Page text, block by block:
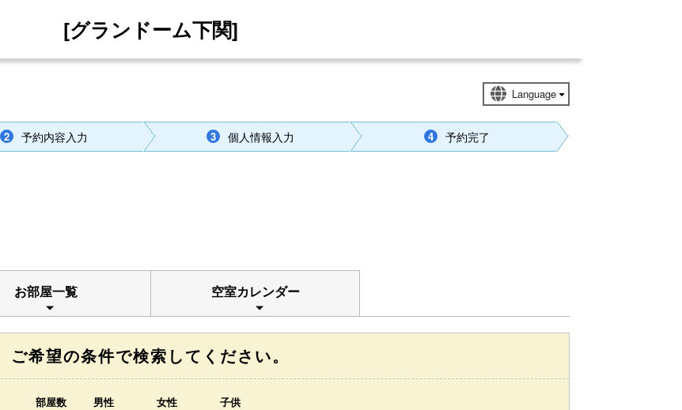
[グランドーム下関]
2 予約内容入力 3 個人情報入力 4 予約完了
お部屋一覧 空室カレンダー
ご希望の条件で検索してください。
部屋数
男性
女性
子供